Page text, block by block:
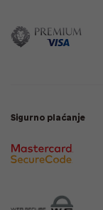
Sigurno plaćanje